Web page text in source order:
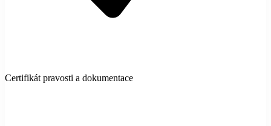
Certifikát pravosti a dokumentace